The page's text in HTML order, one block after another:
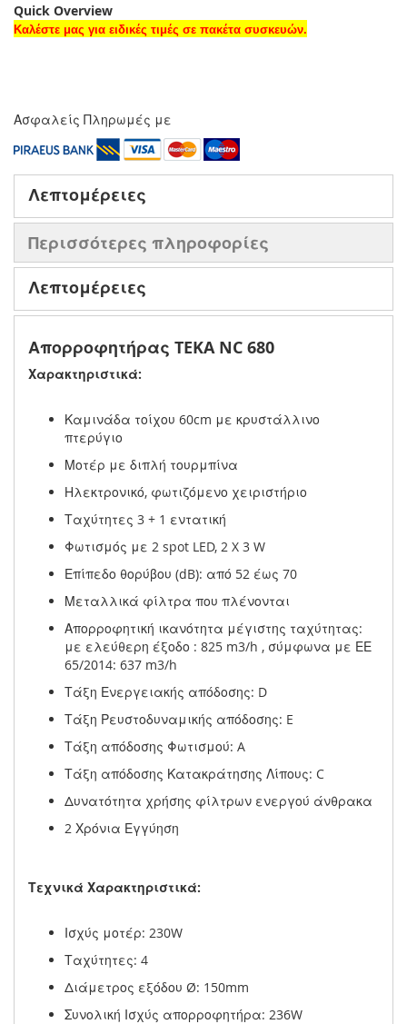
Quick Overview
Καλέστε μας για ειδικές τιμές σε πακέτα συσκευών.
Ασφαλείς Πληρωμές με
Λεπτομέρειες
Περισσότερες πληροφορίες
Λεπτομέρειες
Απορροφητήρας TEKA NC 680
Χαρακτηριστικά:
Καμινάδα τοίχου 60cm με κρυστάλλινο
πτερύγιο
Μοτέρ με διπλή τουρμπίνα
Ηλεκτρονικό, φωτιζόμενο χειριστήριο
Ταχύτητες 3 + 1 εντατική
Φωτισμός με 2 spot LED, 2 X 3 W
Επίπεδο θορύβου (dB): από 52 έως 70
Μεταλλικά φίλτρα που πλένονται
Απορροφητική ικανότητα μέγιστης ταχύτητας:
με ελεύθερη έξοδο : 825 m3/h , σύμφωνα με ΕΕ
65/2014: 637 m3/h
Τάξη Ενεργειακής απόδοσης: D
Τάξη Ρευστοδυναμικής απόδοσης: E
Τάξη απόδοσης Φωτισμού: A
Τάξη απόδοσης Κατακράτησης Λίπους: C
Δυνατότητα χρήσης φίλτρων ενεργού άνθρακα
2 Χρόνια Εγγύηση
Τεχνικά Χαρακτηριστικά:
Ισχύς μοτέρ: 230W
Ταχύτητες: 4
Διάμετρος εξόδου Ø: 150mm
Συνολική Ισχύς απορροφητήρα: 236W